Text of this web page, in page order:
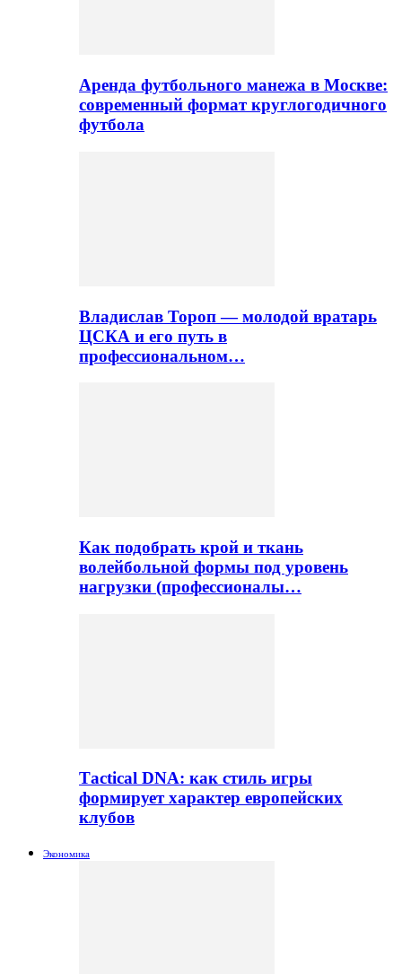
Аренда футбольного манежа в Москве:
современный формат круглогодичного
футбола
Владислав Тороп — молодой вратарь
ЦСКА и его путь в
профессиональном…
Как подобрать крой и ткань
волейбольной формы под уровень
нагрузки (профессионалы…
Тactical DNA: как стиль игры
формирует характер европейских
клубов
Экономика